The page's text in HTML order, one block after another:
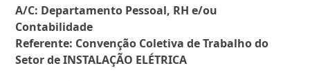
A/C: Departamento Pessoal, RH e/ou
Contabilidade
Referente: Convenção Coletiva de Trabalho do
Setor de INSTALAÇÃO ELÉTRICA